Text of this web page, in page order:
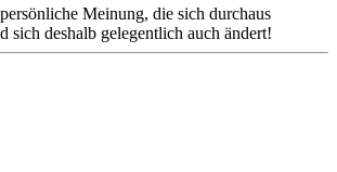
Meinung, die sich durchaus
sich deshalb gelegentlich auch ändert!